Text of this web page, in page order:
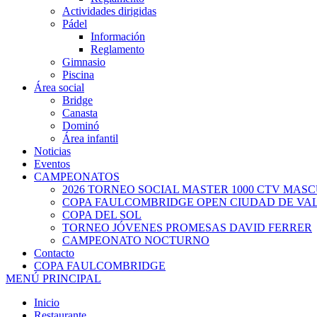
Actividades dirigidas
Pádel
Información
Reglamento
Gimnasio
Piscina
Área social
Bridge
Canasta
Dominó
Área infantil
Noticias
Eventos
CAMPEONATOS
2026 TORNEO SOCIAL MASTER 1000 CTV
COPA FAULCOMBRIDGE OPEN CIUDAD DE
COPA DEL SOL
TORNEO JÓVENES PROMESAS DAVID FERRER
CAMPEONATO NOCTURNO
Contacto
COPA FAULCOMBRIDGE
MENÚ PRINCIPAL
Inicio